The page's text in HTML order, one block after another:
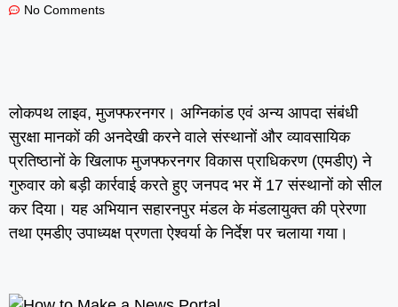
No Comments
लोकपथ लाइव, मुजफ्फरनगर। अग्निकांड एवं अन्य आपदा संबंधी
सुरक्षा मानकों की अनदेखी करने वाले संस्थानों और व्यावसायिक
प्रतिष्ठानों के खिलाफ मुजफ्फरनगर विकास प्राधिकरण (एमडीए) ने
गुरुवार को बड़ी कार्रवाई करते हुए जनपद भर में 17 संस्थानों को सील
कर दिया। यह अभियान सहारनपुर मंडल के मंडलायुक्त की प्रेरणा
तथा एमडीए उपाध्यक्ष प्रणता ऐश्वर्या के निर्देश पर चलाया गया।